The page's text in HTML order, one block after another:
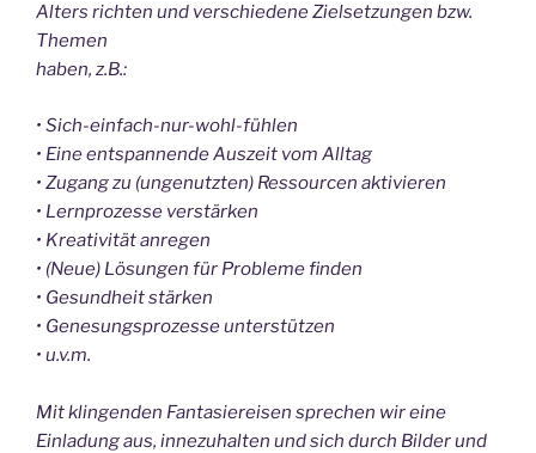
Alters richten und verschiedene Zielsetzungen bzw.
Themen
haben, z.B.:
• Sich-einfach-nur-wohl-fühlen
• Eine entspannende Auszeit vom Alltag
• Zugang zu (ungenutzten) Ressourcen aktivieren
• Lernprozesse verstärken
• Kreativität anregen
• (Neue) Lösungen für Probleme finden
• Gesundheit stärken
• Genesungsprozesse unterstützen
• u.v.m.
Mit klingenden Fantasiereisen sprechen wir eine
Einladung aus, innezuhalten undsich durch Bilder und